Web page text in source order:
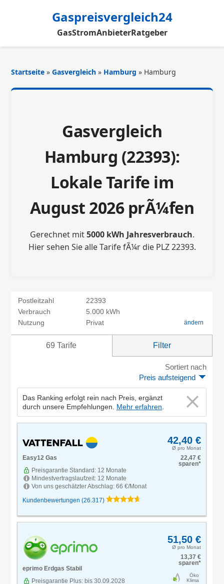
Gaspreisvergleich24
GasStromAnbieterRatgeber
Startseite »Gasvergleich » Hamburg » Hamburg
Gasvergleich
Hamburg (22393):
Lokale Tarife im
August 2026 prÃ¼fen
Gerechnet mit5000 kWh Jahresverbrauch.
Hier sehen Sie alle Tarife fÃ¼r die PLZ 22393.